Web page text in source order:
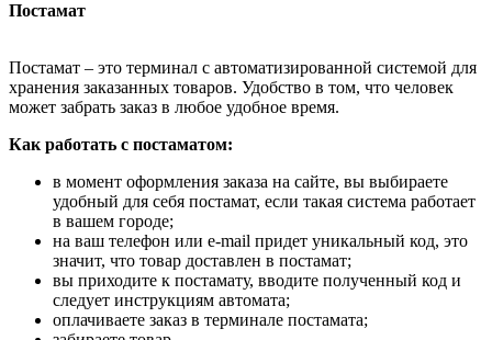
Постамат
Постамат – это терминал с автоматизированной системой для
хранения заказанных товаров. Удобство в том, что человек
может забрать заказ в любое удобное время.
Как работать с постаматом:
в момент оформления заказа на сайте, вы выбираете
удобный для себя постамат, если такая система работает
в вашем городе;
на ваш телефон или e-mail придет уникальный код, это
значит, что товар доставлен в постамат;
вы приходите к постамату, вводите полученный код и
следует инструкциям автомата;
оплачиваете заказ в терминале постамата;